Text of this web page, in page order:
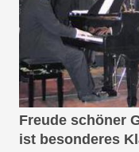
Freude schöner
ist besonderes